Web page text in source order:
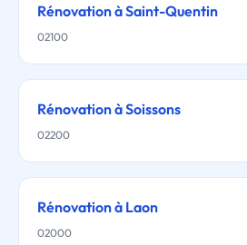
Rénovation à Saint-Quentin
02100
Rénovation à Soissons
02200
Rénovation à Laon
02000